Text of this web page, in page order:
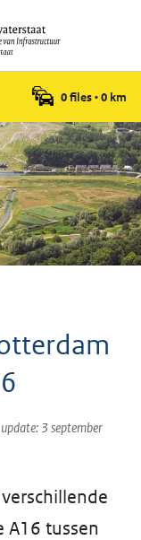
0 files•0 km
3 september
A16 tussen